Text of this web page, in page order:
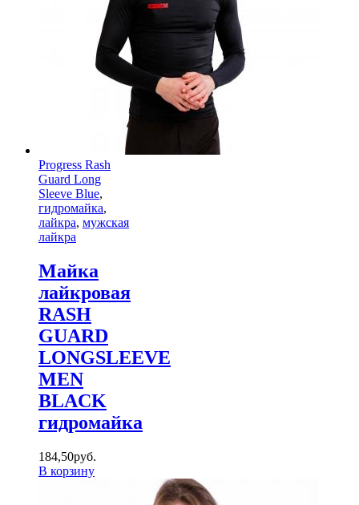
Progress Rash
Guard Long
Sleeve Blue,
гидромайка,
лайкра, мужская
лайкра
Майка
лайкровая
RASH
GUARD
LONGSLEEVE
MEN
BLACK
гидромайка
184,50руб.
В корзину